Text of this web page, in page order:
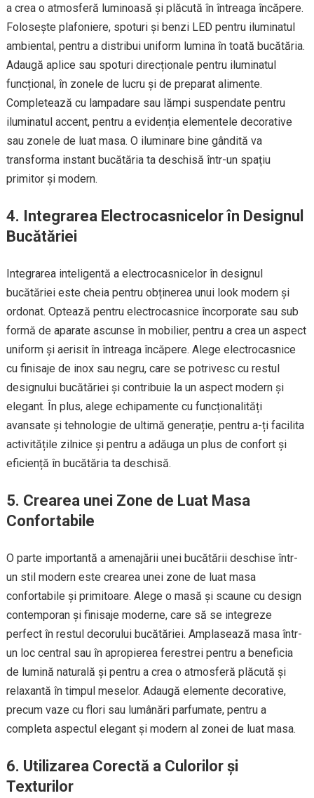
a crea o atmosferă luminoasă și plăcută în întreaga încăpere.
Folosește plafoniere, spoturi și benzi LED pentru iluminatul
ambiental, pentru a distribui uniform lumina în toată bucătăria.
Adaugă aplice sau spoturi direcționale pentru iluminatul
funcțional, în zonele de lucru și de preparat alimente.
Completează cu lampadare sau lămpi suspendate pentru
iluminatul accent, pentru a evidenția elementele decorative
sau zonele de luat masa. O iluminare bine gândită va
transforma instant bucătăria ta deschisă într-un spațiu
primitor și modern.
4. Integrarea Electrocasnicelor în Designul
Bucătăriei
Integrarea inteligentă a electrocasnicelor în designul
bucătăriei este cheia pentru obținerea unui look modern și
ordonat. Optează pentru electrocasnice încorporate sau sub
formă de aparate ascunse în mobilier, pentru a crea un aspect
uniform și aerisit în întreaga încăpere. Alege electrocasnice
cu finisaje de inox sau negru, care se potrivesc cu restul
designului bucătăriei și contribuie la un aspect modern și
elegant. În plus, alege echipamente cu funcționalități
avansate și tehnologie de ultimă generație, pentru a-ți facilita
activitățile zilnice și pentru a adăuga un plus de confort și
eficiență în bucătăria ta deschisă.
5. Crearea unei Zone de Luat Masa
Confortabile
O parte importantă a amenajării unei bucătării deschise într-
un stil modern este crearea unei zone de luat masa
confortabile și primitoare. Alege o masă și scaune cu design
contemporan și finisaje moderne, care să se integreze
perfect în restul decorului bucătăriei. Amplasează masa într-
un loc central sau în apropierea ferestrei pentru a beneficia
de lumină naturală și pentru a crea o atmosferă plăcută și
relaxantă în timpul meselor. Adaugă elemente decorative,
precum vaze cu flori sau lumânări parfumate, pentru a
completa aspectul elegant și modern al zonei de luat masa.
6. Utilizarea Corectă a Culorilor și
Texturilor